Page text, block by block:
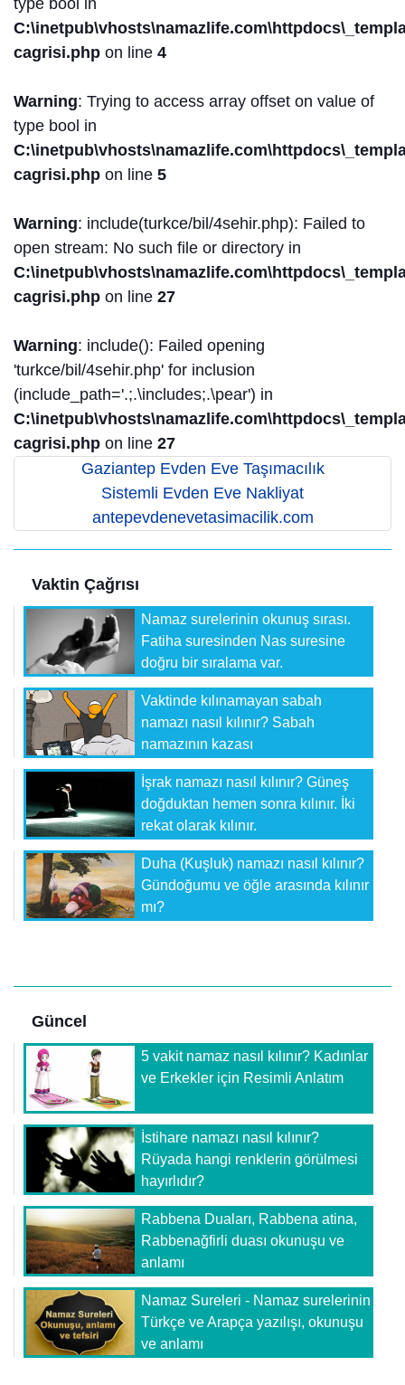
type bool in
cagrisi.php on line 4
Warning: Trying to access array offset on value of
type bool in
cagrisi.php on line 5
Warning: include(turkce/bil/4sehir.php): Failed to
open stream: No such file or directory in
cagrisi.php on line 27
Warning: include(): Failed opening
'turkce/bil/4sehir.php' for inclusion
(include_path='.;.\includes;.\pear') in
cagrisi.php on line 27
Gaziantep Evden Eve Taşımacılık
Sistemli Evden Eve Nakliyat
antepevdenevetasimacilik.com
Vaktin Çağrısı
Namaz surelerinin okunuş sırası.
Fatiha suresinden Nas suresine
doğru bir sıralama var.
Vaktinde kılınamayan sabah
namazı nasıl kılınır? Sabah
namazının kazası
İşrak namazı nasıl kılınır? Güneş
doğduktan hemen sonra kılınır. İki
rekat olarak kılınır.
Duha (Kuşluk) namazı nasıl kılınır?
Gündoğumu ve öğle arasında kılınır
mı?
Güncel
5 vakit namaz nasıl kılınır? Kadınlar
ve Erkekler için Resimli Anlatım
İstihare namazı nasıl kılınır?
Rüyada hangi renklerin görülmesi
hayırlıdır?
Rabbena Duaları, Rabbena atina,
Rabbenağfirli duası okunuşu ve
anlamı
Namaz Sureleri - Namaz surelerinin
Türkçe ve Arapça yazılışı, okunuşu
ve anlamı